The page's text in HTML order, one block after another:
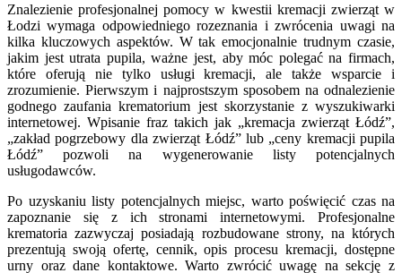
Znalezienie profesjonalnej pomocy w kwestii kremacji zwierząt w
Łodzi wymaga odpowiedniego rozeznania i zwrócenia uwagi na
kilka kluczowych aspektów. W tak emocjonalnie trudnym czasie,
jakim jest utrata pupila, ważne jest, aby móc polegać na firmach,
które oferują nie tylko usługi kremacji, ale także wsparcie i
zrozumienie. Pierwszym i najprostszym sposobem na odnalezienie
godnego zaufania krematorium jest skorzystanie z wyszukiwarki
internetowej. Wpisanie fraz takich jak „kremacja zwierząt Łódź”,
„zakład pogrzebowy dla zwierząt Łódź” lub „ceny kremacji pupila
Łódź” pozwoli na wygenerowanie listy potencjalnych
usługodawców.
Po uzyskaniu listy potencjalnych miejsc, warto poświęcić czas na
zapoznanie się z ich stronami internetowymi. Profesjonalne
krematoria zazwyczaj posiadają rozbudowane strony, na których
prezentują swoją ofertę, cennik, opis procesu kremacji, dostępne
urny oraz dane kontaktowe. Warto zwrócić uwagę na sekcję z